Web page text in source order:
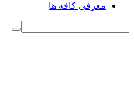
معرفی کافه ها